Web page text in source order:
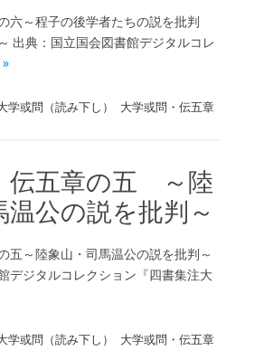
六～程子の後学者たちの説を批判
出典：国立国会図書館デジタルコレ
学或問（読み下し） 大学或問・伝五章
伝五章の五 ～陸
温公の説を批判～
五～陸象山・司馬温公の説を批判～
デジタルコレクション『四書集注大
学或問（読み下し） 大学或問・伝五章